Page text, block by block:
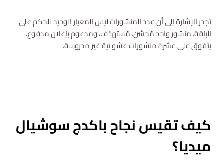
تجدر الإشارة إلى أن عدد المنشورات ليس المعيار الوحيد للحكم على
الباقة. منشور واحد مُحسَّن، مُستهدَف، ومدعوم بإعلان مدفوع،
يتفوق على عشرة منشورات عشوائية غير مدروسة.
كيف تقيس نجاح باكدج سوشيال
ميديا؟